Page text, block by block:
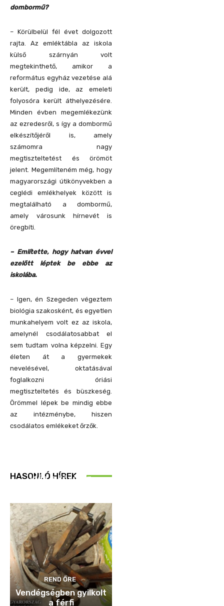
dombormű?
– Körülbelül fél évet dolgozott
rajta. Az emléktábla az iskola
külső szárnyán volt
megtekinthető, amikor a
református egyház vezetése alá
került, pedig ide, az emeleti
folyosóra került áthelyezésére.
Minden évben megemlékezünk
az ezredesről, s így a dombormű
elkészítőjéről is, amely
számomra nagy
megtiszteltetést és örömöt
jelent. Megemlíteném még, hogy
magyarországi útikönyvekben a
ceglédi emlékhelyek között is
megtalálható a dombormű,
amely városunk hírnevét is
öregbíti.
– Említette, hogy hatvan évvel
ezelőtt léptek be ebbe az
iskolába.
– Igen, én Szegeden végeztem
biológia szakosként, és egyetlen
munkahelyem volt ez az iskola,
amelynél csodálatosabbat el
sem tudtam volna képzelni. Egy
életen át a gyermekek
nevelésével, oktatásával
foglalkozni óriási
megtiszteltetés és büszkeség.
Örömmel lépek be mindig ebbe
az intézménybe, hiszen
csodálatos emlékeket őrzők.
HASONLÓ HÍREK
Idén is közösen
REND ŐRE
Vendégségben gyilkolt
a férfi